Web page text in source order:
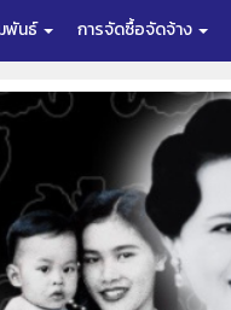
พันธ์ การจัดซื้อจัดจ้าง